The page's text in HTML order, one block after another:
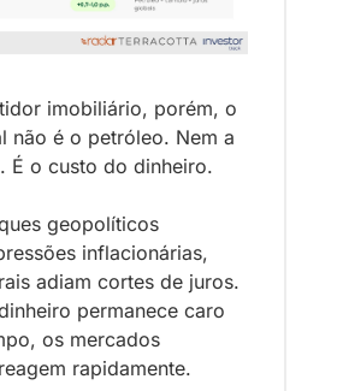
imobiliário, porém, o
não é o petróleo. Nem a
É o custo do dinheiro.
geopolíticos
inflacionárias,
adiam cortes de juros.
permanece caro
os mercados
rapidamente.